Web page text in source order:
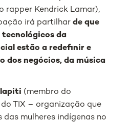
rapper Kendrick Lamar),
irá partilharde que
da
estão a redefinir e
dos negócios, da música
(membro do
TIX – organização que
das mulheres indígenas no